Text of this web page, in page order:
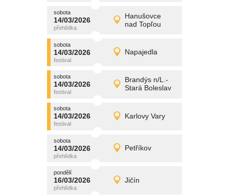
sobota
14/03/2026
Hanušovce
nad Topľou
sobota
14/03/2026 Detail
promítání
sobota
14/03/2026 Napajedla
sobota
14/03/2026 Detail
promítání
sobota
14/03/2026
Brandýs n/L.-
Stará Boleslav
sobota
14/03/2026 Detail
promítání
sobota
14/03/2026 Karlovy Vary
sobota
14/03/2026 Detail
promítání
sobota
14/03/2026 Petříkov
sobota
14/03/2026 Detail
promítání
pondělí
16/03/2026 Jičín
pondělí
16/03/2026 Detail
promítání